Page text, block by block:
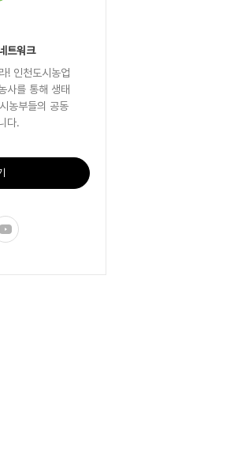
트워크
! 인천도시농업
사를 통해 생태
농부들의 공동
다.